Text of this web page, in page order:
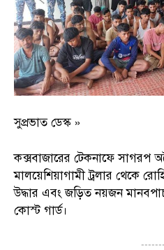
সুপ্রভাত ডেস্ক »
কক্সবাজারের টেকনাফে সাগরপ
মালয়েশিয়াগামী ট্রলার থেকে
উদ্ধার এবং জড়িত নয়জন
কোস্ট গার্ড।